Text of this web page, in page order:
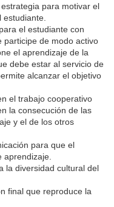
para motivar el
el estudiante con
participe de modo activo
el aprendizaje de la
debe estar al servicio de
alcanzar el objetivo
el trabajo cooperativo
la consecución de las
y el de los otros
para que el
la diversidad cultural del
final que reproduce la